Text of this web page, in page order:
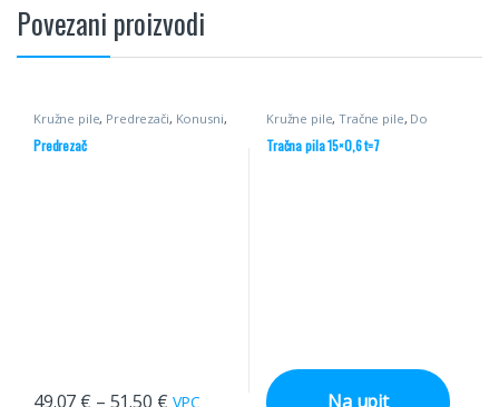
Povezani proizvodi
Kružne pile, Predrezači, Konusni,
Predrezač
49.07 € – 51.50 € VPC
Kružne pile,Tračne pile, Do
Tračna pila 15×0,6 t=7
Na upit